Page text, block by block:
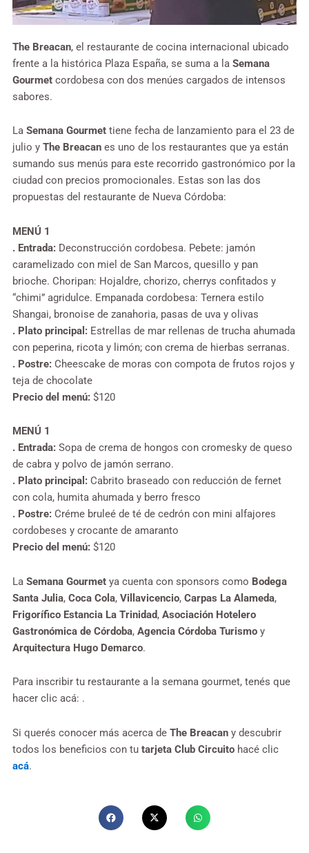
The Breacan, el restaurante de cocina internacional ubicado
frente a la histórica Plaza España, se suma a la Semana
Gourmet cordobesa con dos menúes cargados de intensos
sabores.
La Semana Gourmet tiene fecha de lanzamiento para el 23 de
julio y The Breacan es uno de los restaurantes que ya están
sumando sus menús para este recorrido gastronómico por la
ciudad con precios promocionales. Estas son las dos
propuestas del restaurante de Nueva Córdoba:
MENÚ 1
. Entrada: Deconstrucción cordobesa. Pebete: jamón
caramelizado con miel de San Marcos, quesillo y pan
brioche. Choripan: Hojaldre, chorizo, cherrys confitados y
“chimi” agridulce. Empanada cordobesa: Ternera estilo
Shangai, bronoise de zanahoria, pasas de uva y olivas
. Plato principal: Estrellas de mar rellenas de trucha ahumada
con peperina, ricota y limón; con crema de hierbas serranas.
. Postre: Cheescake de moras con compota de frutos rojos y
teja de chocolate
Precio del menú: $120
MENÚ 1
. Entrada: Sopa de crema de hongos con cromesky de queso
de cabra y polvo de jamón serrano.
. Plato principal: Cabrito braseado con reducción de fernet
con cola, humita ahumada y berro fresco
. Postre: Créme bruleé de té de cedrón con mini alfajores
cordobeses y crocante de amaranto
Precio del menú: $120
La Semana Gourmet ya cuenta con sponsors como Bodega
Santa Julia, Coca Cola, Villavicencio, Carpas La Alameda,
Frigorífico Estancia La Trinidad, Asociación Hotelero
Gastronómica de Córdoba, Agencia Córdoba Turismo y
Arquitectura Hugo Demarco.
Para inscribir tu restaurante a la semana gourmet, tenés que
hacer clic acá: .
Si querés conocer más acerca de The Breacan y descubrir
todos los beneficios con tu tarjeta Club Circuito hacé clic
acá.